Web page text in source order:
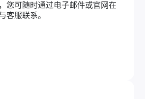
您可随时通过电子邮件或官网在
客服联系。